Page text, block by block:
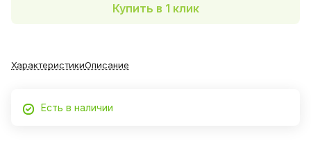
Купить в 1 клик
ХарактеристикиОписание
Есть в наличии